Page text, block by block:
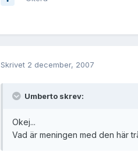
Skrivet 2 december, 2007
Umberto skrev:
Okej...
Vad är meningen med den här